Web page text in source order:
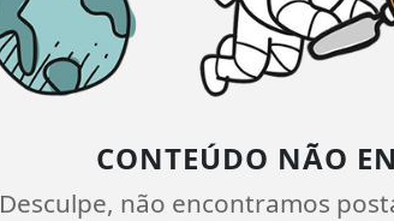
CONTEÚDO NÃO
Desculpe, não encontramos